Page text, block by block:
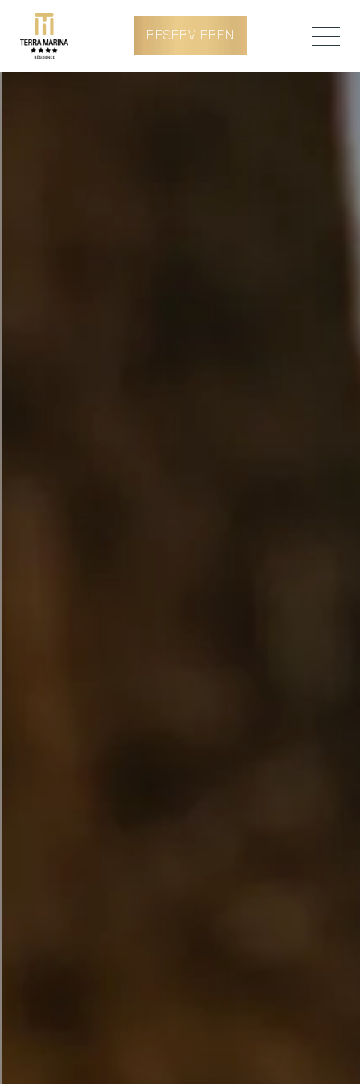
RESERVIEREN